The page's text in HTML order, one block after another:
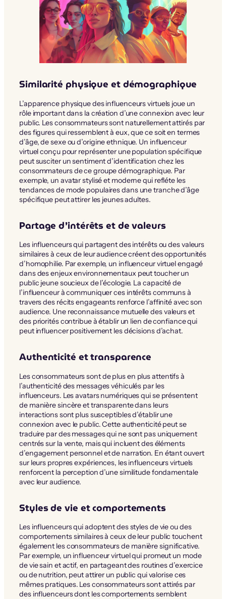
Similarité physique et démographique
L’apparence physique des influenceurs virtuels joue un
rôle important dans la création d’une connexion avec leur
public. Les consommateurs sont naturellement attirés par
des figures qui ressemblent à eux, que ce soit en termes
d’âge, de sexe ou d’origine ethnique. Un influenceur
virtuel conçu pour représenter une population spécifique
peut susciter un sentiment d’identification chez les
consommateurs de ce groupe démographique. Par
exemple, un avatar stylisé et moderne qui refléte les
tendances de mode populaires dans une tranche d’âge
spécifique peut attirer les jeunes adultes.
Partage d’intérêts et de valeurs
Les influenceurs qui partagent des intérêts ou des valeurs
similaires à ceux de leur audience créent des opportunités
d’homophilie. Par exemple, un influenceur virtuel engagé
dans des enjeux environnementaux peut toucher un
public jeune soucieux de l’écologie. La capacité de
l’influenceur à communiquer ces intérêts communs à
travers des récits engageants renforce l’affinité avec son
audience. Une reconnaissance mutuelle des valeurs et
des priorités contribue à établir un lien de confiance qui
peut influencer positivement les décisions d’achat.
Authenticité et transparence
Les consommateurs sont de plus en plus attentifs à
l’authenticité des messages véhiculés par les
influenceurs. Les avatars numériques qui se présentent
de manière sincère et transparente dans leurs
interactions sont plus susceptibles d’établir une
connexion avec le public. Cette authenticité peut se
traduire par des messages qui ne sont pas uniquement
centrés sur la vente, mais qui incluent des éléments
d’engagement personnel et de narration. En étant ouvert
sur leurs propres expériences, les influenceurs virtuels
renforcent la perception d’une similitude fondamentale
avec leur audience.
Styles de vie et comportements
Les influenceurs qui adoptent des styles de vie ou des
comportements similaires à ceux de leur public touchent
également les consommateurs de manière significative.
Par exemple, un influenceur virtuel qui promeut un mode
de vie sain et actif, en partageant des routines d’exercice
ou de nutrition, peut attirer un public qui valorise ces
mêmes pratiques. Les consommateurs sont attirés par
des influenceurs dont les comportements semblent